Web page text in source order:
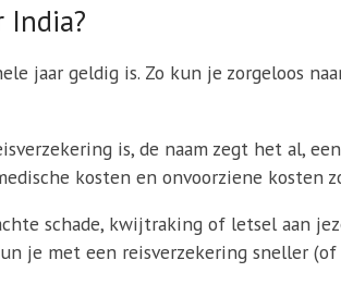
India?
jaar geldig is. Zo kun je zorgeloos
is, de naam zegt het al,
kosten en onvoorziene kosten
schade, kwijtraking of letsel aan
je met een reisverzekering sneller